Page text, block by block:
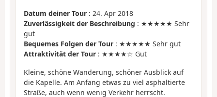
Datum deiner Tour : 24. Apr 2018
Zuverlässigkeit der Beschreibung : ★★★★★ Sehr
gut
Bequemes Folgen der Tour : ★★★★★ Sehr gut
Attraktivität der Tour : ★★★★☆ Gut
Kleine, schöne Wanderung, schöner Ausblick auf
die Kapelle. Am Anfang etwas zu viel asphaltierte
Straße, auch wenn wenig Verkehr herrscht.